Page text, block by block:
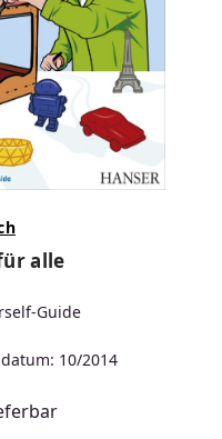
alle
Guide
10/2014